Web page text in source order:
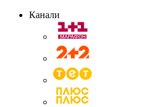
Канали